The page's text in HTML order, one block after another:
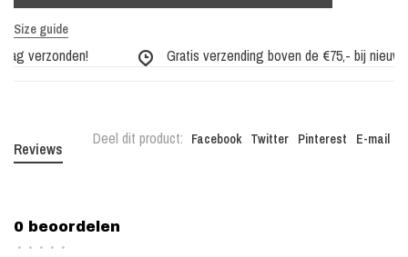
Size guide
verzonden! Gratis verzending boven de €75,- bij nieuwe
Deel dit product: Facebook Twitter Pinterest E-mail
Reviews
0 beoordelen
• • • • •